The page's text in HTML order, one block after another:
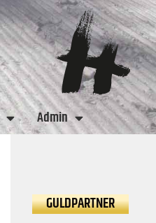
Admin
GULDPARTNER